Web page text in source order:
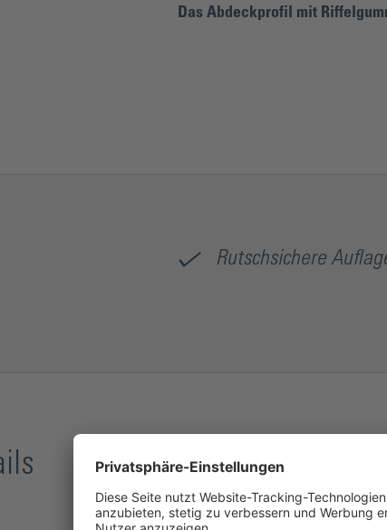
Das Abdeckprofil mit
Rutschsichere
Verpackungsinhalt